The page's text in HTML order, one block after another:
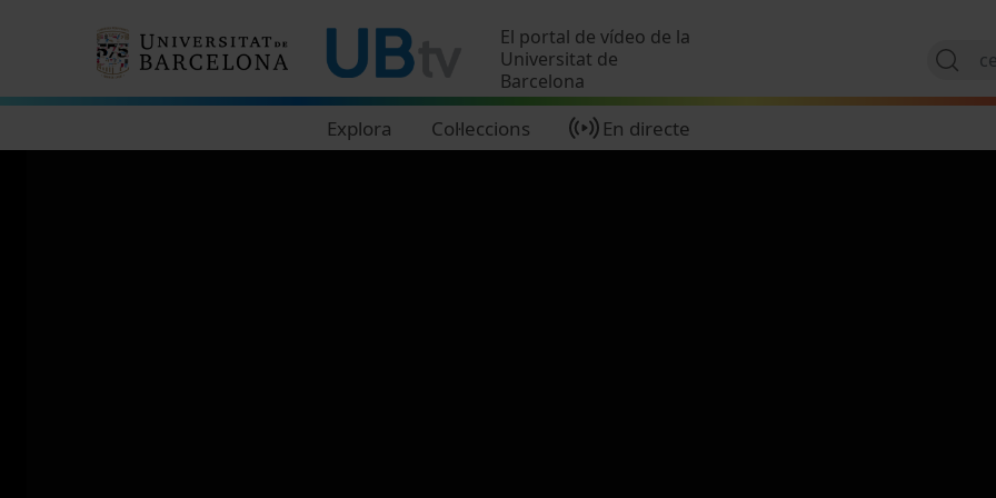
El portal de vídeo de la
Universitat de
Barcelona
Explora Col·leccions En directe